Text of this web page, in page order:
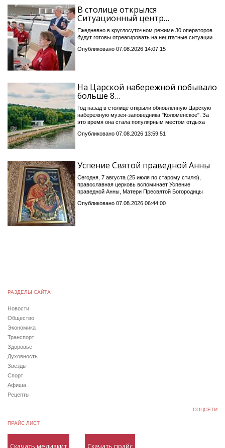
В столице открылся
Ситуационный центр…
Ежедневно в круглосуточном режиме 30 операторов
будут готовы отреагировать на нештатные ситуации
Опубликовано 07.08.2026 14:07:15
На Царской набережной побывало
больше 8…
Год назад в столице открыли обновлённую Царскую
набережную музея-заповедника "Коломенское". За
это время она стала популярным местом отдыха
Опубликовано 07.08.2026 13:59:51
Успение Святой праведной Анны
Сегодня, 7 августа (25 июля по старому стилю),
православная церковь вспоминает Успение
праведной Анны, Матери Пресвятой Богородицы
Опубликовано 07.08.2026 06:44:00
РАЗДЕЛЫ САЙТА
Новости
Общество
Экономика
Транспорт
Здоровье
Духовность
Звезды
Спорт
Афиша
Рецепты
СОЦСЕТИ
ПРАЙС ЛИСТ
Скачать медиакит Скачать прайс